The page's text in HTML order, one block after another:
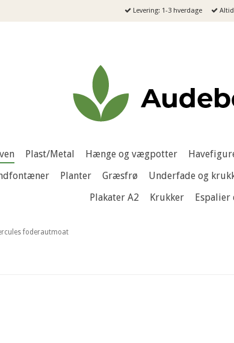
Levering: 1-3 hverdage Altid
Plast/Metal Hænge og vægpotter
Planter Græsfrø Underfade og
Plakater A2
Krukker Espalier
foderautmoat